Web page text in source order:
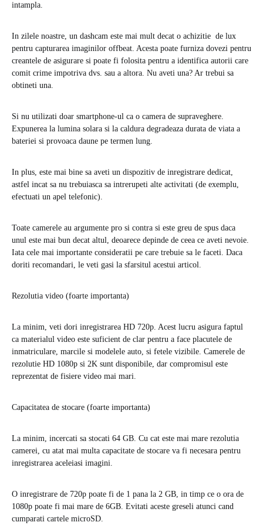
intampla.
In zilele noastre, un dashcam este mai mult decat o achizitie de lux
pentru capturarea imaginilor offbeat. Acesta poate furniza dovezi pentru
creantele de asigurare si poate fi folosita pentru a identifica autorii care
comit crime impotriva dvs. sau a altora. Nu aveti una? Ar trebui sa
obtineti una.
Si nu utilizati doar smartphone-ul ca o camera de supraveghere.
Expunerea la lumina solara si la caldura degradeaza durata de viata a
bateriei si provoaca daune pe termen lung.
In plus, este mai bine sa aveti un dispozitiv de inregistrare dedicat,
astfel incat sa nu trebuiasca sa intrerupeti alte activitati (de exemplu,
efectuati un apel telefonic).
Toate camerele au argumente pro si contra si este greu de spus daca
unul este mai bun decat altul, deoarece depinde de ceea ce aveti nevoie.
Iata cele mai importante consideratii pe care trebuie sa le faceti. Daca
doriti recomandari, le veti gasi la sfarsitul acestui articol.
Rezolutia video (foarte importanta)
La minim, veti dori inregistrarea HD 720p. Acest lucru asigura faptul
ca materialul video este suficient de clar pentru a face placutele de
inmatriculare, marcile si modelele auto, si fetele vizibile. Camerele de
rezolutie HD 1080p si 2K sunt disponibile, dar compromisul este
reprezentat de fisiere video mai mari.
Capacitatea de stocare (foarte importanta)
La minim, incercati sa stocati 64 GB. Cu cat este mai mare rezolutia
camerei, cu atat mai multa capacitate de stocare va fi necesara pentru
inregistrarea aceleiasi imagini.
O inregistrare de 720p poate fi de 1 pana la 2 GB, in timp ce o ora de
1080p poate fi mai mare de 6GB. Evitati aceste greseli atunci cand
cumparati cartele microSD.